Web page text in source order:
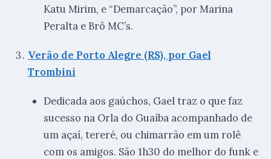
Katu Mirim, e “Demarcação”, por Marina
Peralta e Brô MC’s.
Verão de Porto Alegre (RS), por Gael
Trombini
Dedicada aos gaúchos, Gael traz o que faz
sucesso na Orla do Guaíba acompanhado de
um açaí, tereré, ou chimarrão em um rolê
com os amigos. São 1h30 do melhor do funk e